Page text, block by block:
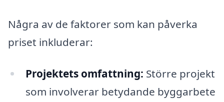
Några av de faktorer som kan påverka
priset inkluderar:
Projektets omfattning: Större projekt
som involverar betydande byggarbete